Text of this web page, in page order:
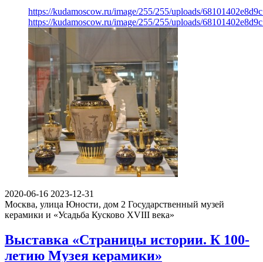
https://kudamoscow.ru/image/255/255/uploads/
https://kudamoscow.ru/image/255/255/uploads/
2020-06-16 2023-12-31
Москва, улица Юности, дом 2 Государственный музей
керамики и «Усадьба Кусково XVIII века»
Выставка «Страницы истории. К 100-
летию Музея керамики»